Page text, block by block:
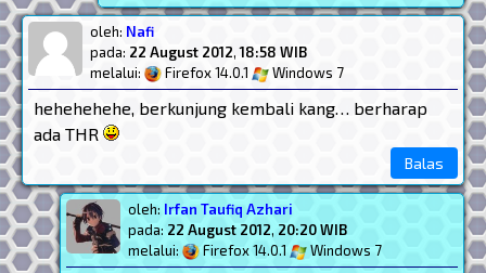
oleh: Nafi
pada: 22 August 2012,18:58 WIB
melalui:
Firefox 14.0.1 Windows 7
hehehehehe, berkunjung kembali kang… berharap
ada THR
Balas
oleh: Irfan Taufiq Azhari
pada: 22 August 2012, 20:20 WIB
melalui:
Firefox 14.0.1 Windows 7